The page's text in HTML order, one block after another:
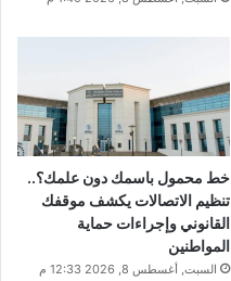
خط محمول باسمك دون علمك؟..
تنظيم الاتصالات يكشف موقفك
القانوني وإجراءات حماية
المواطنين
السبت, أغسطس 8, 2026 12:33 م